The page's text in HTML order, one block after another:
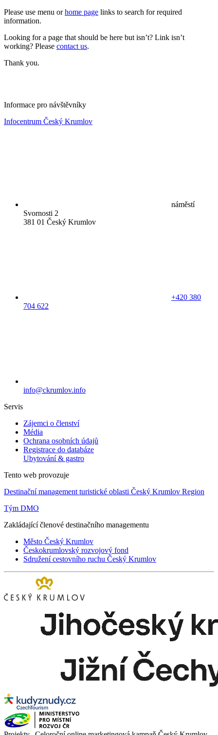
Please use menu orhome page links to search for required
information.
Looking for a page that should be here but isn’t? Link isn’t
working? Please contact us.
Thank you.
Informace pro návštěvníky
Infocentrum Český Krumlov
náměstí
Svornosti 2
381 01 Český Krumlov
+420 380
704 622
info@ckrumlov.info
Servis
Zájemci o členství
Média
Ochrana osobních údajů
Registrace do databáze
Ubytování & gastro
Tento web provozuje
Destinační management turistické oblasti Český Krumlov Region
Tým DMO
Zakládající členové destinačního managementu
Město Český Krumlov
Českokrumlovský rozvojový fond
Sdružení cestovního ruchu Český Krumlov